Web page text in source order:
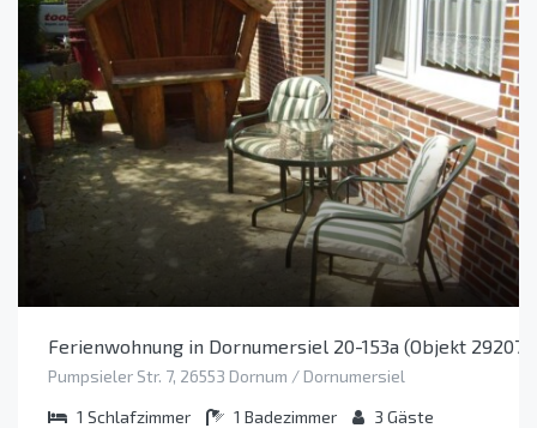
Ferienwohnung in Dornumersiel 20-153a (Objekt 29207)
Pumpsieler Str. 7, 26553 Dornum / Dornumersiel
1 Schlafzimmer 1 Badezimmer 3 Gäste